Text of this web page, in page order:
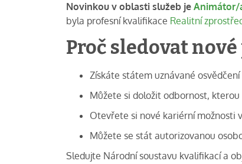
Novinkou v oblasti služeb je Animátor/
byla profesní kvalifikace Realitní
Proč sledovat
Získáte státem uznávané
Můžete si doložit odbornost,
Otevřete si nové kariérní možnosti
Můžete se stát autorizovanou
Sledujte Národní soustavu kvalifikací a